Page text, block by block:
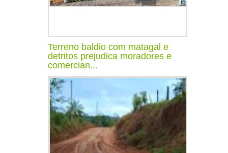
Terreno baldio com matagal e
detritos prejudica moradores e
comercian...